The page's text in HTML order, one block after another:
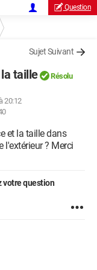
Question
Sujet Suivant
taille Résolu
20:12
et la taille dans
l'extérieur ? Merci
votre question